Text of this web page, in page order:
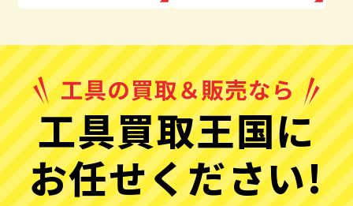
工具買取王国に
お任せください!